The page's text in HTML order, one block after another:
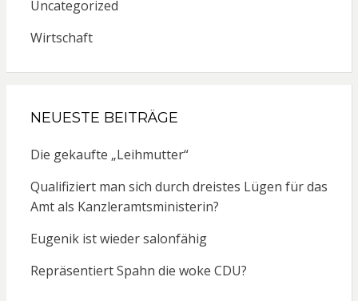
Uncategorized
Wirtschaft
NEUESTE BEITRÄGE
Die gekaufte „Leihmutter“
Qualifiziert man sich durch dreistes Lügen für das
Amt als Kanzleramtsministerin?
Eugenik ist wieder salonfähig
Repräsentiert Spahn die woke CDU?